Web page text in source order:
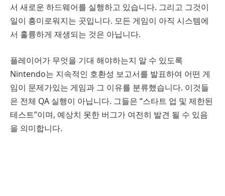
서 새로운 하드웨어를 실행하고 있습니다. 그리고 그것이
일이 흥미로워지는 곳입니다. 모든 게임이 아직 시스템에
서 훌륭하게 재생되는 것은 아닙니다.
플레이어가 무엇을 기대 해야하는지 알 수 있도록
Nintendo는 지속적인 호환성 보고서를 발표하여 어떤 게
임이 문제가있는 게임과 그 이유를 분류했습니다. 이것들
은 전체 QA 실행이 아닙니다. 그들은 “스타트 업 및 제한된
테스트”이며, 예상치 못한 버그가 여전히 발견 될 수 있음
을 의미합니다.